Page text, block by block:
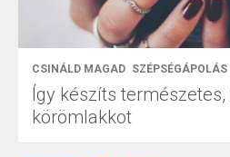
CSINÁLD MAGAD
Így készíts
körömlakkot